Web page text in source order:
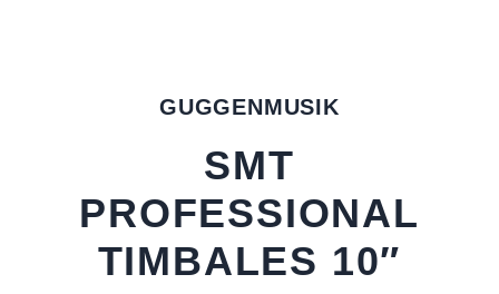
GUGGENMUSIK
SMT
PROFESSIONAL
TIMBALES 10″